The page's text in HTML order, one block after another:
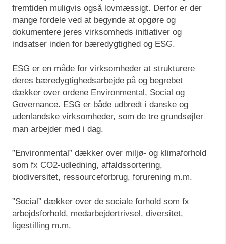
fremtiden muligvis også lovmæssigt. Derfor er der
mange fordele ved at begynde at opgøre og
dokumentere jeres virksomheds initiativer og
indsatser inden for bæredygtighed og ESG.
ESG er en måde for virksomheder at strukturere
deres bæredygtighedsarbejde på og begrebet
dækker over ordene Environmental, Social og
Governance. ESG er både udbredt i danske og
udenlandske virksomheder, som de tre grundsøjler
man arbejder med i dag.
”Environmental” dækker over miljø- og klimaforhold
som fx CO2-udledning, affaldssortering,
biodiversitet, ressourceforbrug, forurening m.m.
”Social” dækker over de sociale forhold som fx
arbejdsforhold, medarbejdertrivsel, diversitet,
ligestilling m.m.